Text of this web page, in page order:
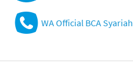
WA Official BCA Syariah